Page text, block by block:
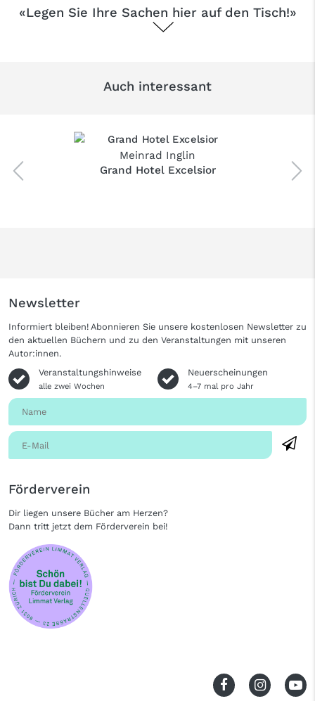
«Legen Sie Ihre Sachen hier auf den Tisch!»
Auch interessant
Meinrad Inglin
Grand Hotel Excelsior
Newsletter
Informiert bleiben! Abonnieren Sie unsere kostenlosen Newsletter zu
den aktuellen Büchern und zu den Veranstaltungen mit unseren
Autor:innen.
Veranstaltungshinweise
alle zwei Wochen
Neuerscheinungen
4–7 mal pro Jahr
Förderverein
Dir liegen unsere Bücher am Herzen?
Dann tritt jetzt dem Förderverein bei!